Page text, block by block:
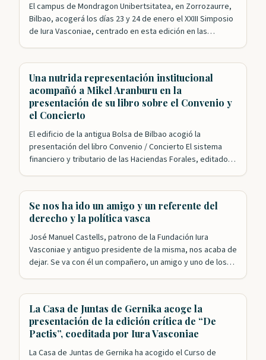
El campus de Mondragon Unibertsitatea, en Zorrozaurre,
Bilbao, acogerá los días 23 y 24 de enero el XXIII Simposio
de Iura Vasconiae, centrado en esta edición en las
principales expertos en una…
Una nutrida representación institucional
acompañó a Mikel Aranburu en la
presentación de su libro sobre el Convenio y
el Concierto
El edificio de la antigua Bolsa de Bilbao acogió la
presentación del libro Convenio / Concierto El sistema
financiero y tributario de las Haciendas Forales, editado
presidente, Roldán Jimeno, contó con…
Se nos ha ido un amigo y un referente del
derecho y la política vasca
José Manuel Castells, patrono de la Fundación Iura
Vasconiae y antiguo presidente de la misma, nos acaba de
dejar. Se va con él un compañero, un amigo y uno de los
La Casa de Juntas de Gernika acoge la
presentación de la edición crítica de “De
Pactis”, coeditada por Iura Vasconiae
La Casa de Juntas de Gernika ha acogido el Curso de